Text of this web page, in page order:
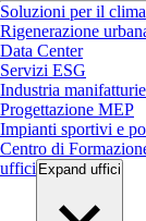
Soluzioni per il clima
Rigenerazione
Data Center
Servizi ESG
Industria
Progettazione MEP
Impianti sportivi e
Centro di
uffici Expand uffici